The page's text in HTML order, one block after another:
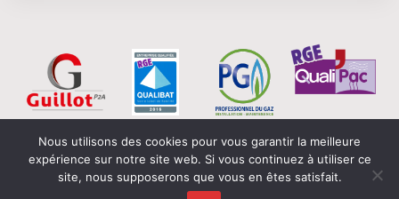
© 2026 Tous droits réservés - Guillot P2A -Coup de
Pouce Financier-Mentions Légales
Nous utilisons des cookies pour vous garantir la meilleure
expérience sur notre site web. Si vous continuez à utiliser ce
site, nous supposerons que vous en êtes satisfait.